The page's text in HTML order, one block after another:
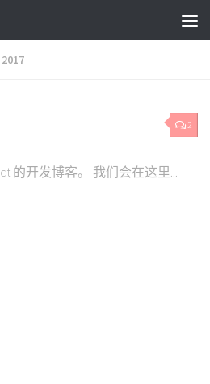
2
的开发博客。 我们会在这里...